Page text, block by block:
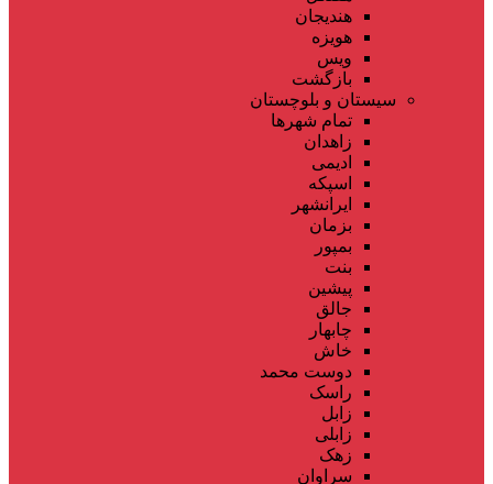
هندیجان
هویزه
ویس
بازگشت
سیستان و بلوچستان
تمام شهر‌ها
زاهدان
ادیمی
اسپکه
ایرانشهر
بزمان
بمپور
بنت
پیشین
جالق
چابهار
خاش
دوست محمد
راسک
زابل
زابلی
زهک
سراوان